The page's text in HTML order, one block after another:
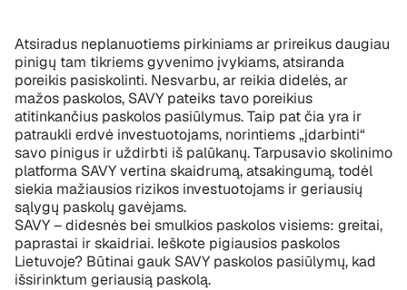
Atsiradus neplanuotiems pirkiniams ar prireikus daugiau
pinigų tam tikriems gyvenimo įvykiams, atsiranda
poreikis pasiskolinti. Nesvarbu, ar reikia didelės, ar
mažos paskolos, SAVY pateiks tavo poreikius
atitinkančius paskolos pasiūlymus. Taip pat čia yra ir
patraukli erdvė investuotojams, norintiems „įdarbinti“
savo pinigus ir uždirbti iš palūkanų. Tarpusavio skolinimo
platforma SAVY vertina skaidrumą, atsakingumą, todėl
siekia mažiausios rizikos investuotojams ir geriausių
sąlygų paskolų gavėjams.
SAVY – didesnės bei smulkios paskolos visiems: greitai,
paprastai ir skaidriai. Ieškote pigiausios paskolos
Lietuvoje? Būtinai gauk SAVY paskolos pasiūlymų, kad
išsirinktum geriausią paskolą.